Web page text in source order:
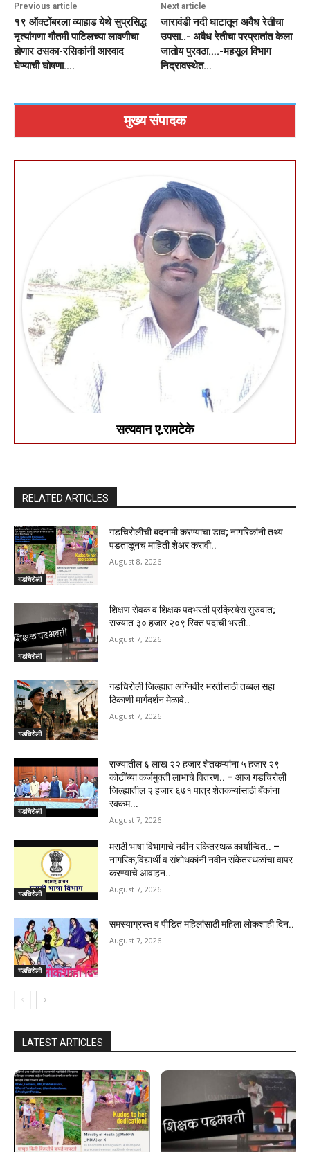
Previous article
१९ ऑक्टोंबरला व्याहाड येथे सुप्रसिद्ध
नृत्यांगणा गौतमी पाटिलच्या लावणीचा
होणार ठसका-रसिकांनी आस्वाद
घेण्याची घोषणा….
Next article
जारावंडी नदी घाटातून अवैध रेतीचा
उपसा..- अवैध रेतीचा परप्रातांत केला
जातोय पुरवठा….-महसूल विभाग
निद्रावस्थेत…
मुख्य संपादक
सत्यवान ए.रामटेके
RELATED ARTICLES
गडचिरोली
गडचिरोलीची बदनामी करण्याचा डाव; नागरिकांनी तथ्य
पडताळूनच माहिती शेअर करावी..
August 8, 2026
गडचिरोली
शिक्षण सेवक व शिक्षक पदभरती प्रक्रियेस सुरुवात;
राज्यात ३० हजार २०९ रिक्त पदांची भरती..
August 7, 2026
गडचिरोली
गडचिरोली जिल्ह्यात अग्निवीर भरतीसाठी तब्बल सहा
ठिकाणी मार्गदर्शन मेळावे..
August 7, 2026
गडचिरोली
राज्यातील ६ लाख २२ हजार शेतकऱ्यांना ५ हजार २९
कोटींच्या कर्जमुक्ती लाभाचे वितरण.. – आज गडचिरोली
जिल्ह्यातील २ हजार ६७१ पात्र शेतकऱ्यांसाठी बँकांना
रक्कम...
August 7, 2026
गडचिरोली
मराठी भाषा विभागाचे नवीन संकेतस्थळ कार्यान्वित.. –
नागरिक,विद्यार्थी व संशोधकांनी नवीन संकेतस्थळांचा वापर
करण्याचे आवाहन..
August 7, 2026
गडचिरोली
समस्याग्रस्त व पीडित महिलांसाठी महिला लोकशाही दिन..
August 7, 2026
LATEST ARTICLES